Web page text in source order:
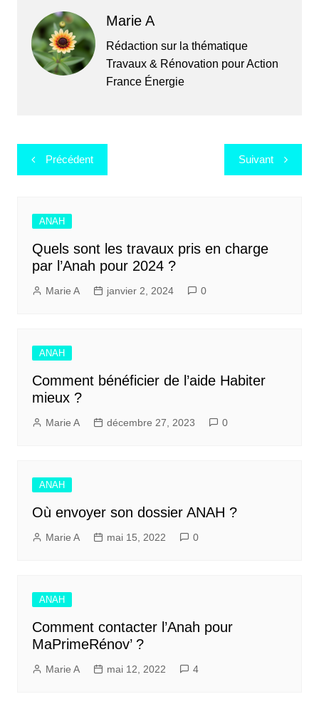
Marie A
Rédaction sur la thématique
Travaux & Rénovation pour Action
France Énergie
Navigation
de
Précédent Suivant
ANAH
Quels sont les travaux pris en charge
par l’Anah pour 2024 ?
Marie A janvier 2, 2024 0
ANAH
Comment bénéficier de l’aide Habiter
mieux ?
Marie A décembre 27, 2023 0
ANAH
Où envoyer son dossier ANAH ?
Marie A mai 15, 2022 0
ANAH
Comment contacter l’Anah pour
MaPrimeRénov’ ?
Marie A mai 12, 2022 4